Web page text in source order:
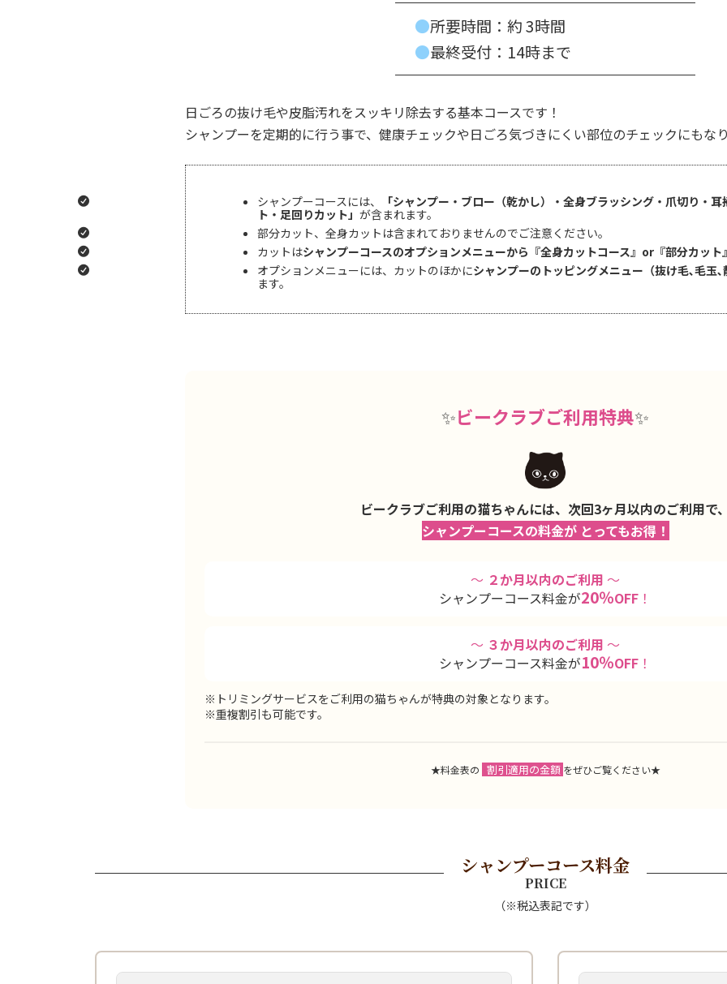
●所要時間：約 3時間
●最終受付：14時まで
日ごろの抜け毛や皮脂汚れをスッキリ除去する基本コースです！
シャンプーを定期的に行う事で、健康チェックや日ごろ気づきにくい部位のチェックにもな
シャンプーコースには、
「シャンプー・ブロー（乾かし）・全身ブラッシング・爪切り・
ト・足回りカット」 が含まれます。
部分カット、全身カットは含まれておりませんのでご注意ください。
カットはシャンプーコースのオプションメニューから『全身カットコース』or『部分カット
オプションメニューには、カットのほかにシャンプーのトッピングメニュー（抜け毛､毛玉
ます。
✨ビークラブご利用特典✨
ビークラブご利用の猫ちゃんには、次回3ヶ月以内のご利用で
シャンプーコースの料金が とってもお得！
〜 ２か月以内のご利用 〜
シャンプーコース料金が20％OFF ！
〜 ３か月以内のご利用 〜
シャンプーコース料金が10％OFF ！
※トリミングサービスをご利用の猫ちゃんが特典の対象となります。
※重複割引も可能です。
★料金表の 割引適用の金額 をぜひご覧ください★
シャンプーコース料金
PRICE
（※税込表記です）